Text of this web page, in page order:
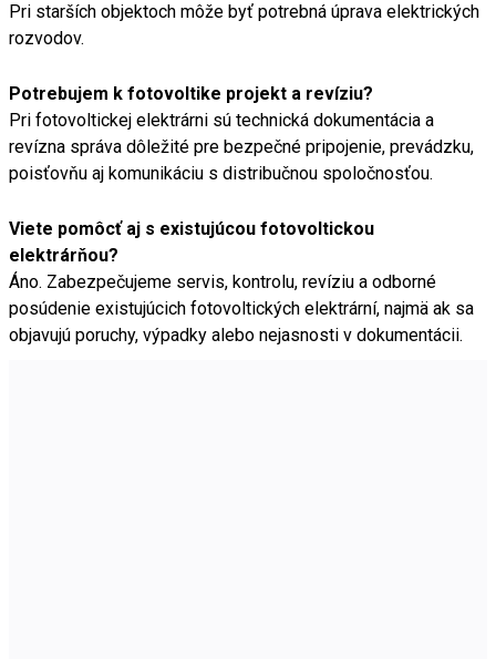
Pri starších objektoch môže byť potrebná úprava elektrických
rozvodov.
Potrebujem k fotovoltike projekt a revíziu?
Pri fotovoltickej elektrárni sú technická dokumentácia a
revízna správa dôležité pre bezpečné pripojenie, prevádzku,
poisťovňu aj komunikáciu s distribučnou spoločnosťou.
Viete pomôcť aj s existujúcou fotovoltickou
elektrárňou?
Áno. Zabezpečujeme servis, kontrolu, revíziu a odborné
posúdenie existujúcich fotovoltických elektrární, najmä ak sa
objavujú poruchy, výpadky alebo nejasnosti v dokumentácii.